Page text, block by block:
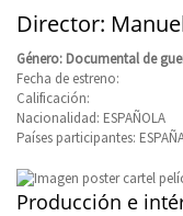
Director:
Género: Documental de
Fecha de estreno:
Calificación:
Nacionalidad: ESPAÑOLA
Países participantes:
Producción e